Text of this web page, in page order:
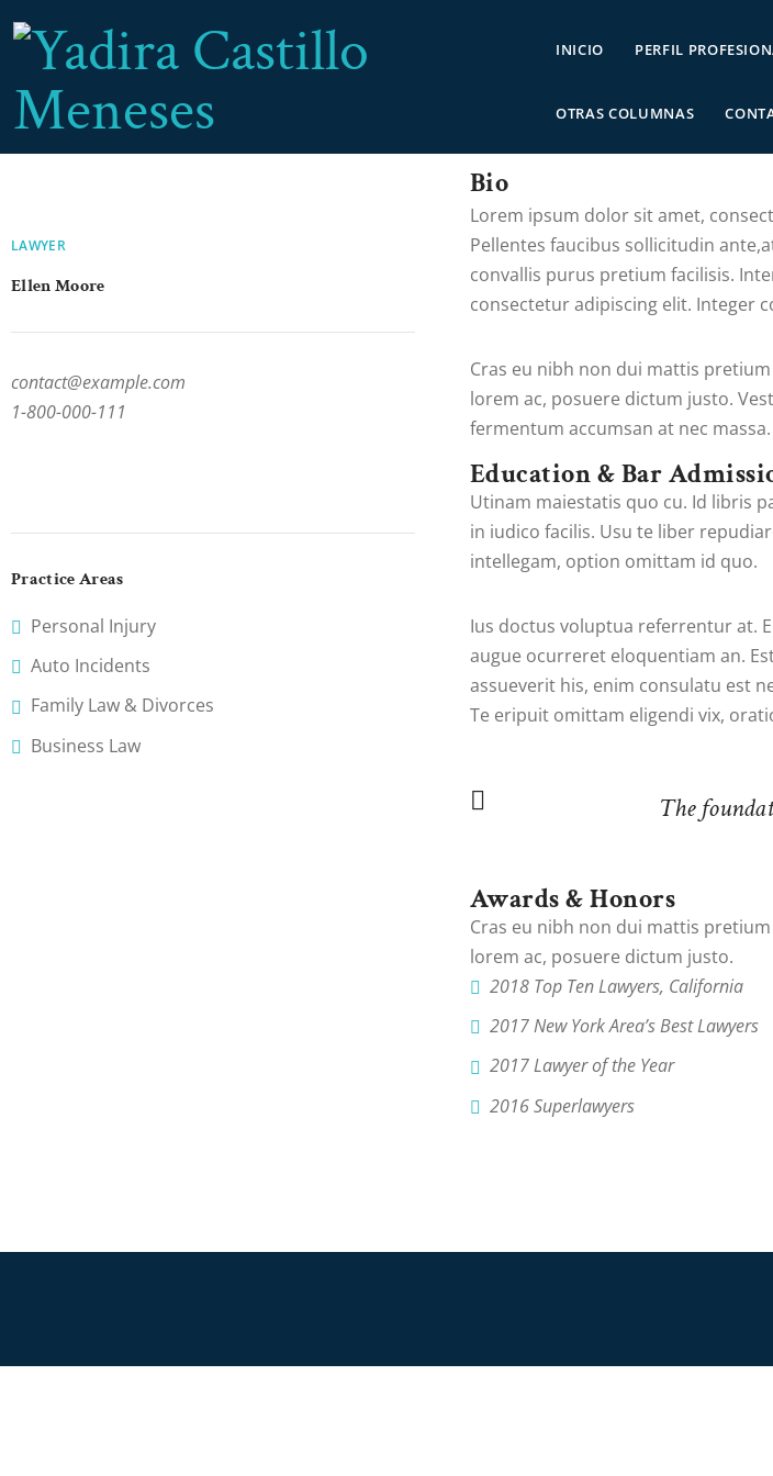
INICIO PERFIL
OTRAS COLUMNAS
LAWYER
Ellen Moore
contact@example.com
1-800-000-111
Practice Areas
Personal Injury
Auto Incidents
Family Law & Divorces
Business Law
Bio
Lorem ipsum dolor sit amet,
Pellentes faucibus sollicitudin
convallis purus pretium facilisis.
consectetur adipiscing elit. Integer
Cras eu nibh non dui mattis
lorem ac, posuere dictum justo.
fermentum accumsan at nec massa.
Education & Bar
Utinam maiestatis quo cu. Id libris
in iudico facilis. Usu te liber
intellegam, option omittam id quo.
Ius doctus voluptua referrentur at.
augue ocurreret eloquentiam an.
assueverit his, enim consulatu est
Te eripuit omittam eligendi vix,
The
Awards & Honors
Cras eu nibh non dui mattis
lorem ac, posuere dictum justo.
2018 Top Ten Lawyers, California
2017 New York Area’s Best Lawyers
2017 Lawyer of the Year
2016 Superlawyers